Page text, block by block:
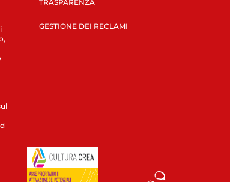
TRASPARENZA
GESTIONE DEI RECLAMI